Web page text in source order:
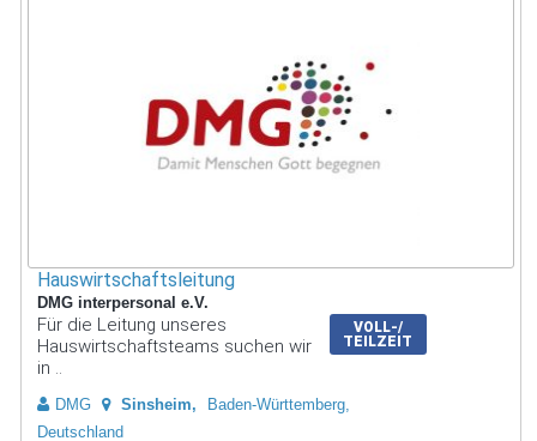
Hauswirtschaftsleitung
DMG interpersonal e.V.
VOLL-/
TEILZEIT
Für die Leitung unseres
Hauswirtschaftsteams suchen wir
in ..
DMG Sinsheim
Baden-Württemberg,
Deutschland